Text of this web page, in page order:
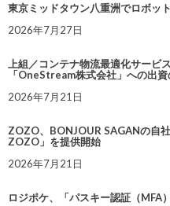
東京ミッドタウン八重洲でロボッ
2026年7月27日
上組／コンテナ物流最適化サービ
「OneStream株式会社」への出
2026年7月21日
ZOZO、BONJOUR SAGANの自
ZOZO」を提供開始
2026年7月21日
ロジポケ、「パスキー認証（MFA